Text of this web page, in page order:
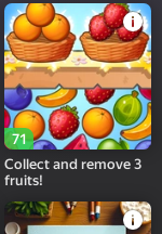
71
Collect and remove 3
fruits!